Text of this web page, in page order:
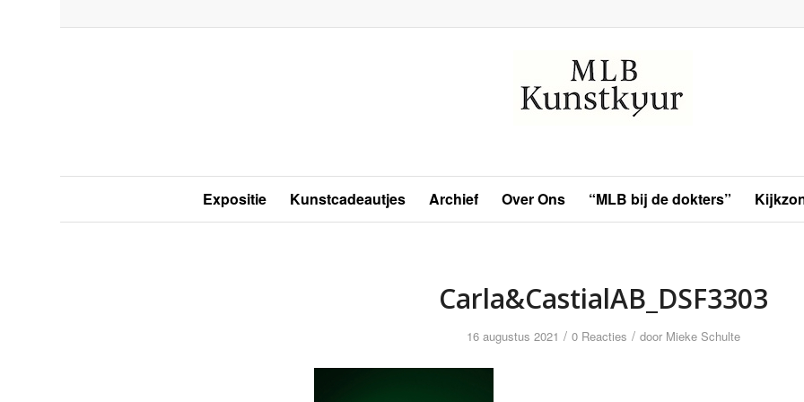
Expositie Kunstcadeautjes Archief Over Ons “MLB bij de dokters”
Carla&CastialAB_DSF3303
16 augustus 2021 / 0 Reacties / door Mieke Schulte